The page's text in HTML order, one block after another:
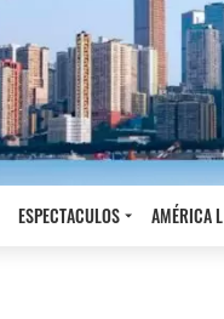
ESPECTACULOS AMÉRICA L